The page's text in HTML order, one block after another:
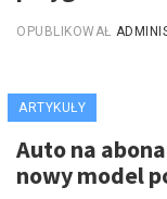
OPUBLIKOWAŁ
ARTYKUŁY
Auto na
nowy model